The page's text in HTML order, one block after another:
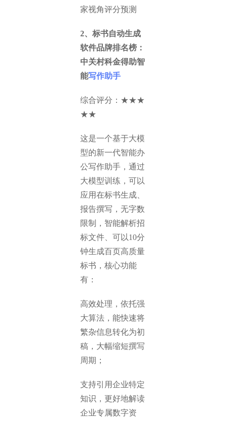
家视角评分预测
2、标书自动生成
软件品牌排名榜：
中关村科金得助智
能写作助手
综合评分：★★★
★★
这是一个基于大模
型的新一代智能办
公写作助手，通过
大模型训练，可以
应用在标书生成、
报告撰写，无字数
限制，智能解析招
标文件、可以10分
钟生成百页高质量
标书，核心功能
有：
高效处理，依托强
大算法，能快速将
繁杂信息转化为初
稿，大幅缩短撰写
周期；
支持引用企业特定
知识，更好地解读
企业专属数字资